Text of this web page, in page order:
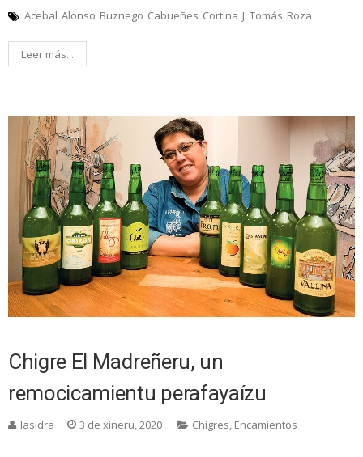
Acebal Alonso Buznego Cabueñes Cortina J. Tomás Roza
Leer más...
Chigre El Madreñeru, un
remocicamientu perafayaízu
lasidra 3 de xineru, 2020 Chigres, Encamientos